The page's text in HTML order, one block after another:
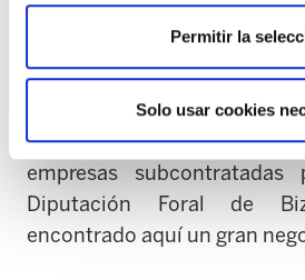
Permitir la
Solo usar cookies
siempre es el no poder
a las personas usuarias de
tenemos claro que la
calidad del servicio está
empresas
Diputación Foral de
encontrado aquí un gran